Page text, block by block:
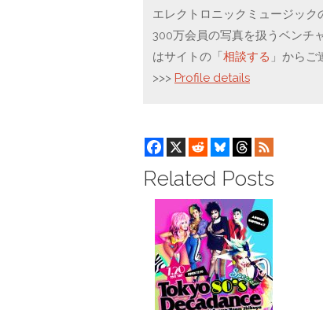
エレクトロニックミュージッ
300万会員の写真を扱うベンチ
はサイトの「相談する 」からご
>>> Profile details
Related Posts